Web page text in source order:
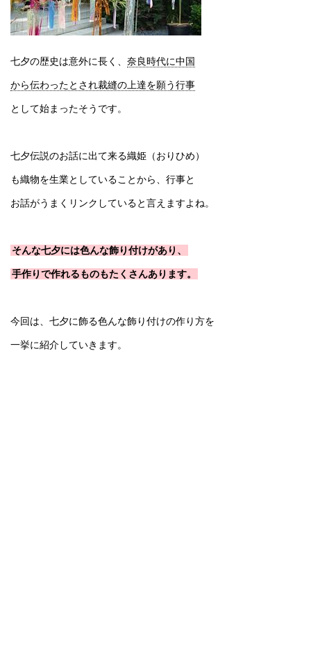
七夕の歴史は意外に長く、 奈良時代に中国
から伝わったとされ裁縫の上達を願う行事
として始まったそうです。
七夕伝説のお話に出て来る織姫（おりひめ）
も織物を生業としていることから、行事と
お話がうまくリンクしていると言えますよね。
そんな七夕には色んな飾り付けがあり、
手作りで作れるものもたくさんあります。
今回は、七夕に飾る色んな飾り付けの作り方を
一挙に紹介していきます。